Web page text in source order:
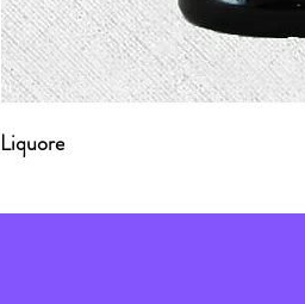
Liquore